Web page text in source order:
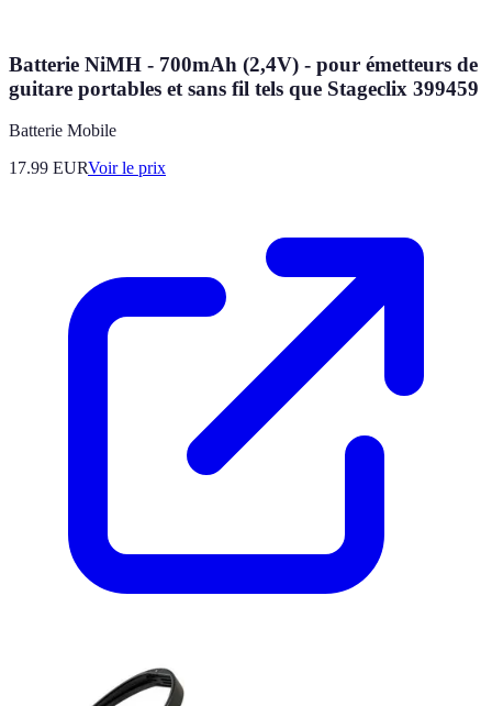
Batterie NiMH - 700mAh (2,4V) - pour émetteurs de
guitare portables et sans fil tels que Stageclix 399459
Batterie Mobile
17.99 EURVoir le prix